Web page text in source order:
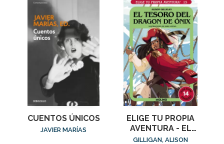
CUENTOS ÚNICOS
JAVIER MARÍAS
ELIGE TU PROPIA
AVENTURA - EL
TESORO DEL
GILLIGAN, ALISON